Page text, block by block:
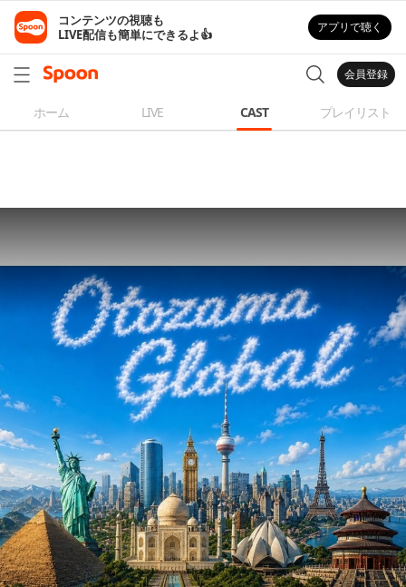
コンテンツの視聴も
LIVE配信も簡単にできるよ👍
アプリで聴く
会員登録
ホーム LIVE CAST プレイリスト